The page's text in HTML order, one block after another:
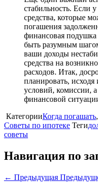
стабильность. Если
средства, которые
погашения
финансовая подушка
быть разумным
ваши доходы
средства на
расходов. Итак,
планировать,
условий, комиссии,
финансовой
КатегорииКогда погашать,
Советы по ипотеке Теги
советы
Навигация по
← Предыдущая